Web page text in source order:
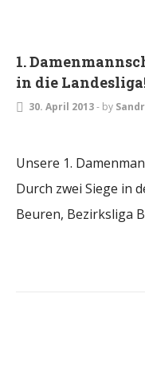
1.
in die
30. April 2013- by
Unsere 1.
Durch zwei Siege in
Beuren, Bezirksliga